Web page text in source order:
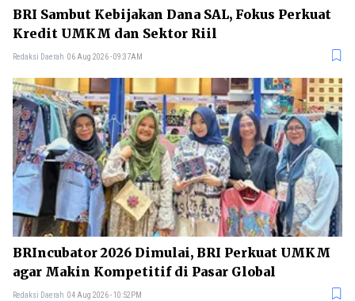
BRI Sambut Kebijakan Dana SAL, Fokus Perkuat
Kredit UMKM dan Sektor Riil
Redaksi Daerah 06 Aug 2026 - 09:37AM
BRIncubator 2026 Dimulai, BRI Perkuat UMKM
agar Makin Kompetitif di Pasar Global
Redaksi Daerah 04 Aug 2026 - 10:52PM